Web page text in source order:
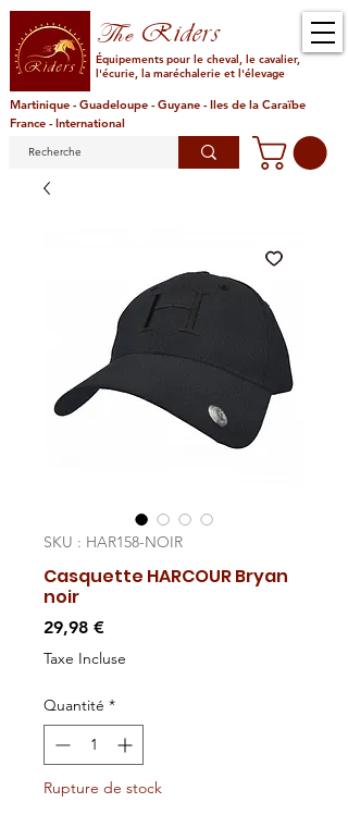
TheRiders
Équipements pour le cheval, le cavalier,
l'écurie, la maréchalerie et l'élevage
Martinique - Guadeloupe - Guyane - Iles de la Caraïbe
France - International
SKU : HAR158-NOIR
Casquette HARCOUR Bryan
noir
29,98 €Prix
Taxe Incluse
Quantité *
Rupture de stock